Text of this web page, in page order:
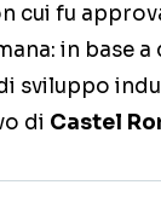
cui fu
in base
sviluppo
di Castel